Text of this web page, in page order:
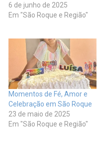
6 de junho de 2025
Em "São Roque e Região"
Momentos de Fé, Amor e
Celebração em São Roque
23 de maio de 2025
Em "São Roque e Região"